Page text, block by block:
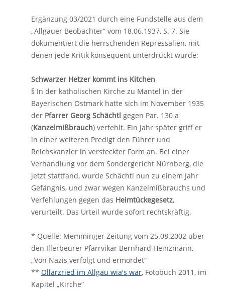
Ergänzung 03/2021 durch eine Fundstelle aus dem
„Allgäuer Beobachter“ vom 18.06.1937, S. 7. Sie
dokumentiert die herrschenden Repressalien, mit
denen jede Kritik konsequent unterdrückt wurde:
Schwarzer Hetzer kommt ins Kitchen
§ In der katholischen Kirche zu Mantel in der
Bayerischen Ostmark hatte sich im November 1935
der Pfarrer Georg Schächtl gegen Par. 130 a
(Kanzelmißbrauch) verfehlt. Ein Jahr später griff er
in einer weiteren Predigt den Führer und
Reichskanzler in versteckter Form an. Bei einer
Verhandlung vor dem Sondergericht Nürnberg, die
jetzt stattfand, wurde Schächtl nun zu einem Jahr
Gefängnis, und zwar wegen Kanzelmißbrauchs und
Verfehlungen gegen das Heimtückegesetz,
verurteilt. Das Urteil wurde sofort rechtskräftig.
* Quelle: Memminger Zeitung vom 25.08.2002 über
den Illerbeurer Pfarrvikar Bernhard Heinzmann,
„Von Nazis verfolgt und ermordet“
** Ollarzried im Allgäu wia's war, Fotobuch 2011, im
Kapitel „Kirche“